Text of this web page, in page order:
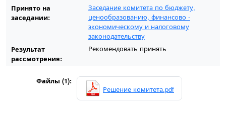
Принято на
заседании:
Заседание комитета по бюджету,
ценообразованию, финансово -
экономическому и налоговому
законодательству
Результат
рассмотрения:
Рекомендовать принять
Файлы (1):
Решение комитета.pdf